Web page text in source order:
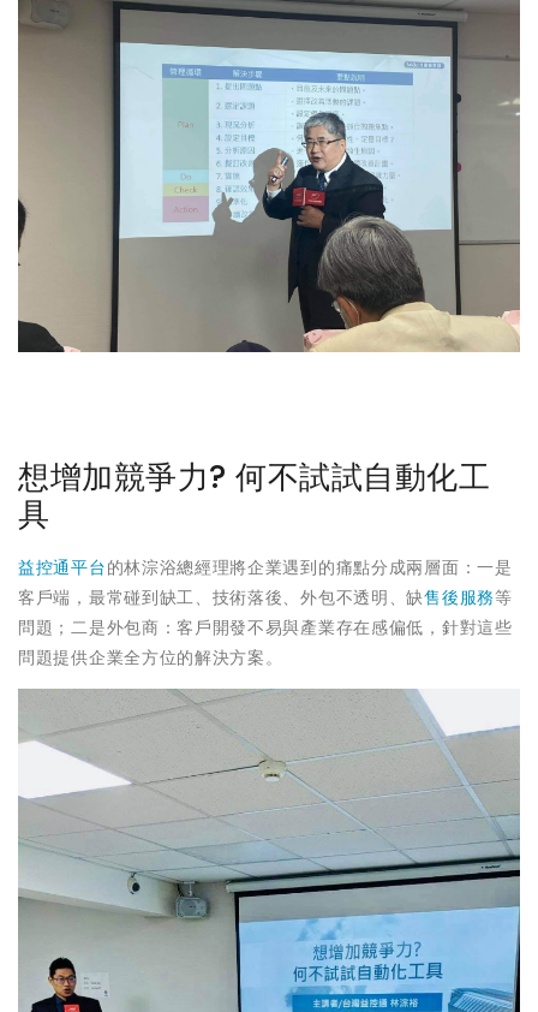
想增加競爭力? 何不試試自動化工
具
益控通平台的林淙浴總經理將企業遇到的痛點分成兩層面：一是
客戶端，最常碰到缺工、技術落後、外包不透明、缺售後服務等
問題；二是外包商：客戶開發不易與產業存在感偏低，針對這些
問題提供企業全方位的解決方案。